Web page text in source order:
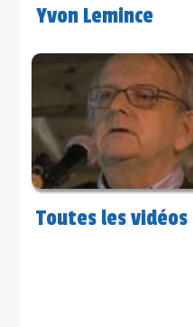
Yvon Lemince
Toutes les vidéos